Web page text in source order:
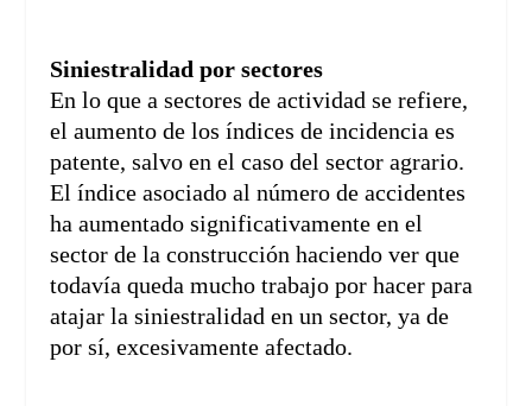
Siniestralidad por sectores
En lo que a sectores de actividad se refiere,
el aumento de los índices de incidencia es
patente, salvo en el caso del sector agrario.
El índice asociado al número de accidentes
ha aumentado significativamente en el
sector de la construcción haciendo ver que
todavía queda mucho trabajo por hacer para
atajar la siniestralidad en un sector, ya de
por sí, excesivamente afectado.